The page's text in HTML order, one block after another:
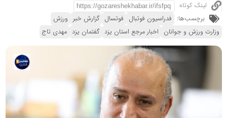
لینک کوتاه
برچسب‌ها: فدراسیون فوتبال فوتسال گزارش خبر ورزش
وزارت ورزش و جوانان اخبار مرجع استان یزد گفتمان یزد مهدی تاج